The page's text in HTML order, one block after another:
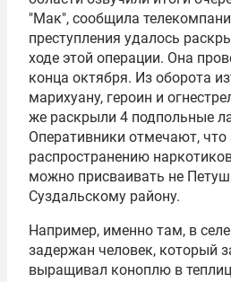
"Мак", сообщила
преступления удалось
ходе этой операции. Она
конца октября. Из оборота
марихуану, героин и
же раскрыли 4 подпольные
Оперативники отмечают, что
распространению
можно присваивать не
Суздальскому району.
Например, именно там, в
задержан человек, который
выращивал коноплю в